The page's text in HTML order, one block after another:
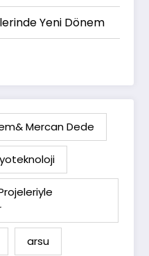
Yeni Dönem
Mercan Dede
arsu